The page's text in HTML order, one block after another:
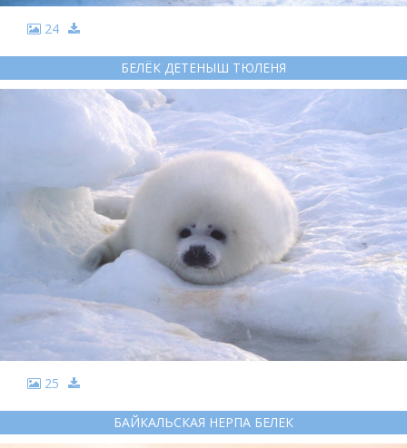
24
БЕЛЁК ДЕТЕНЫШ ТЮЛЕНЯ
25
БАЙКАЛЬСКАЯ НЕРПА БЕЛЕК